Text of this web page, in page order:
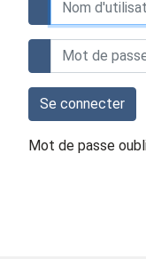
Se connecter
Mot de passe